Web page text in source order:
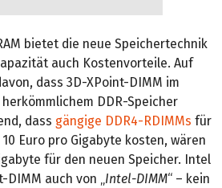
bietet die neue Speichertechnik
auch Kostenvorteile. Auf
dass 3D-XPoint-DIMM im
DDR-Speicher
dass gängige DDR4-RDIMMs für
Euro pro Gigabyte kosten, wären
für den neuen Speicher. Intel
DIMM auch von „Intel-DIMM“ – kein